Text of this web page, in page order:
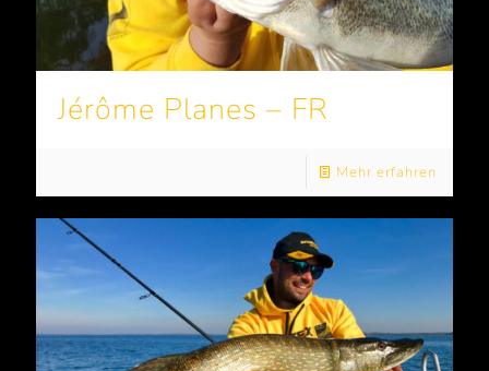
Jérôme Planes – FR
Mehr erfahren